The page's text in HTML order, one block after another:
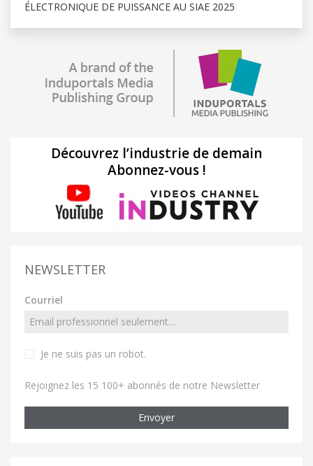
ÉLECTRONIQUE DE PUISSANCE AU SIAE 2025
Découvrez l’industrie de demain
Abonnez-vous !
NEWSLETTER
Courriel
Je ne suis pas un robot.
Rejoignez les 15 100+ abonnés de notre Newsletter
Envoyer